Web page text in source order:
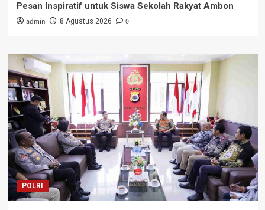
Pesan Inspiratif untuk Siswa Sekolah Rakyat Ambon
admin 8 Agustus 2026 0
POLRI